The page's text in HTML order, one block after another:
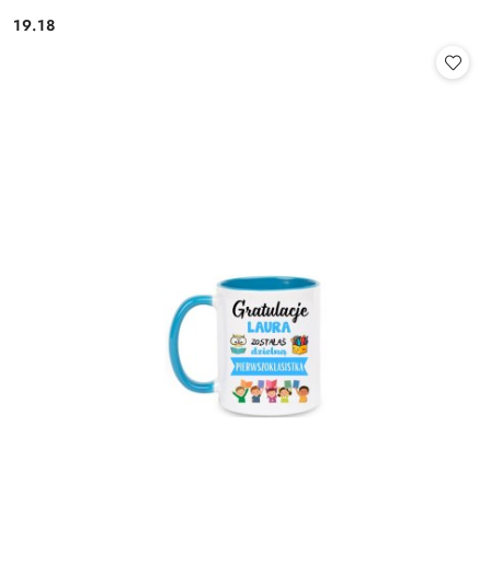
Cena:
19.18